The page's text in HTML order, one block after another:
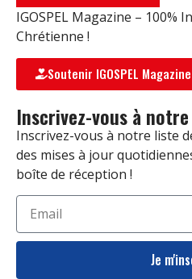
IGOSPEL Magazine – 100%
Chrétienne !
Soutenir IGOSPEL Magazine
Inscrivez-vous à
Inscrivez-vous à notre liste
des mises à jour
boîte de réception !
Je